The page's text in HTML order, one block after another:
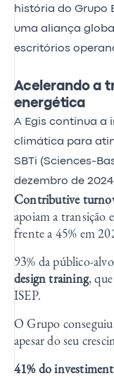
história do Grupo
uma aliança
escritórios
Acelerando a
energética
A Egis continua a
climática para
SBTi (Sciences-
dezembro de
Contributive
apoiam a transição
frente a 45% em
93% da público-
design training,
ISEP.
O Grupo
apesar do seu
41% do